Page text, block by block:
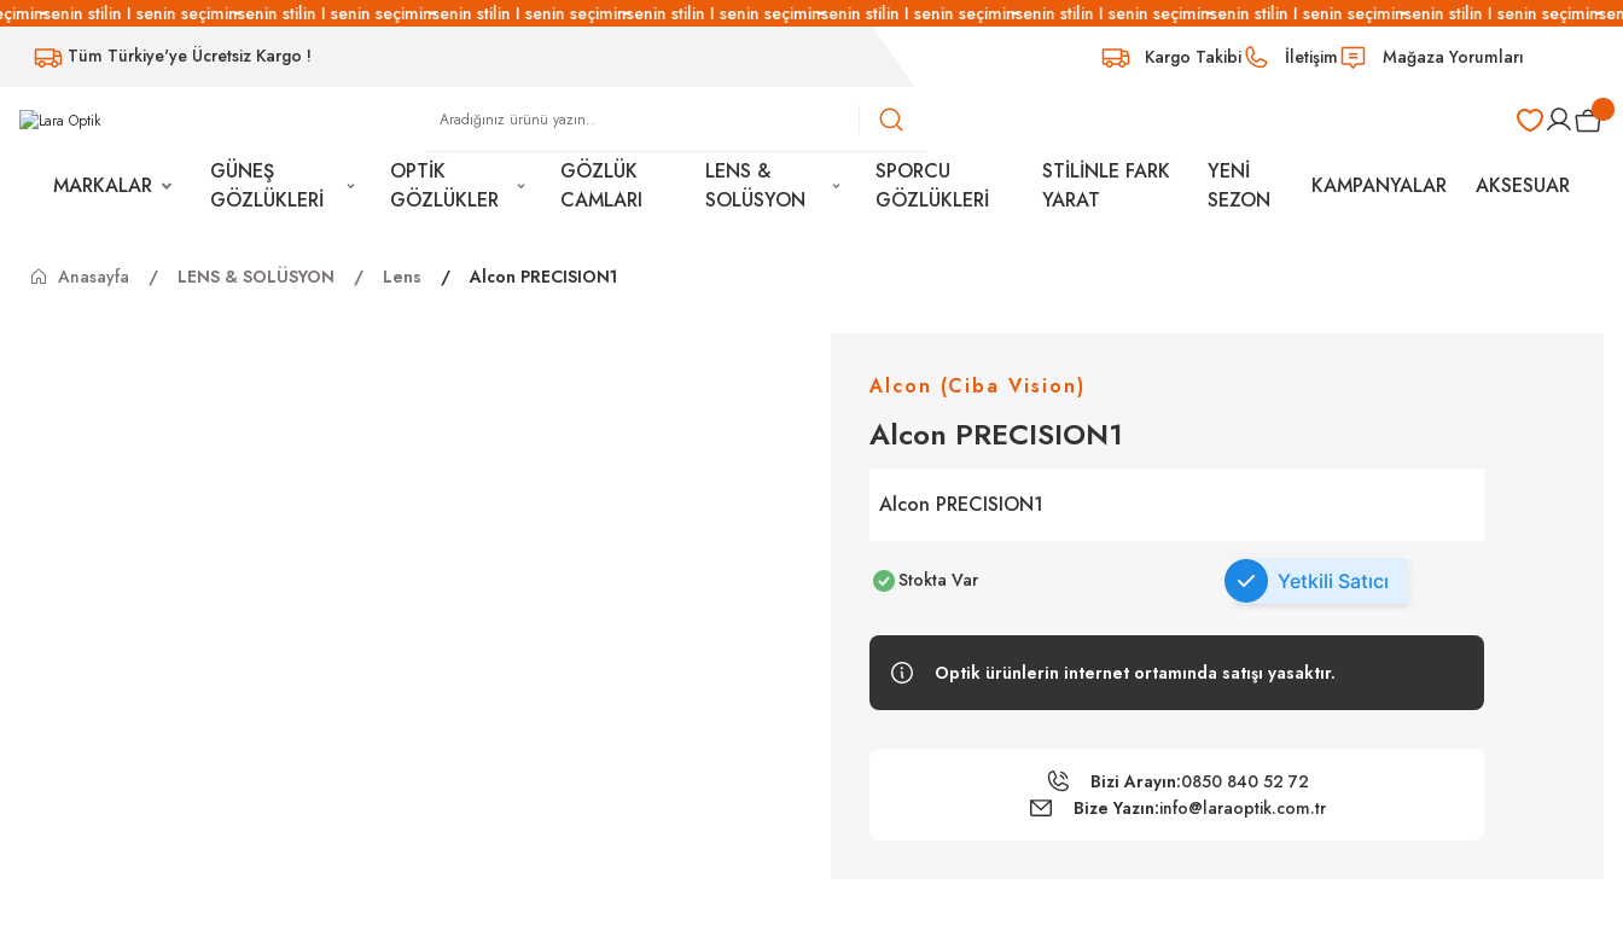
senin stilin I senin seçiminsenin stilin I senin seçiminsenin stilin I senin seçiminsenin stilin I senin seçiminsenin stilin I senin seçiminsenin stilin I senin seçiminsenin stilin I senin seçiminsenin stilin I senin seçimin
Tüm Türkiye'ye Ücretsiz Kargo !
Kargo Takibi İletişim Mağaza Yorumları
MARKALAR
GÜNEŞ
GÖZLÜKLERİ
OPTİK
GÖZLÜKLER
GÖZLÜK
CAMLARI
LENS &
SOLÜSYON
SPORCU
GÖZLÜKLERİ
STİLİNLE FARK
YARAT
YENİ
SEZON
KAMPANYALAR AKSESUAR
Anasayfa LENS & SOLÜSYON Lens Alcon PRECISION1
Alcon (Ciba Vision)
Alcon PRECISION1
Alcon PRECISION1
Stokta Var Yetkili Satıcı
Optik ürünlerin internet ortamında satışı yasaktır.
Bizi Arayın:0850 840 52 72
Bize Yazın:info@laraoptik.com.tr